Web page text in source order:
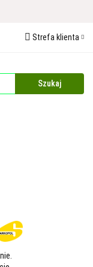
Strefa klienta
Zarejestruj się